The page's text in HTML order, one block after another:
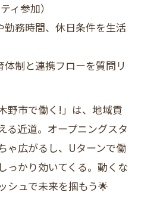
ィ参加）
勤務時間、休日条件を生活
制と連携フローを質問リ
野市で働く!」は、地域貢
る近道。オープニングスタ
ゃ広がるし、Uターンで働
っかり効いてくる。動くな
シュで未来を掴もう🌟